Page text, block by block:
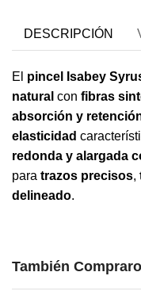
DESCRIPCIÓN
El pincel Isabey
natural con fibras
absorción y
elasticidad
redonda y alargada
para trazos precisos,
delineado.
También